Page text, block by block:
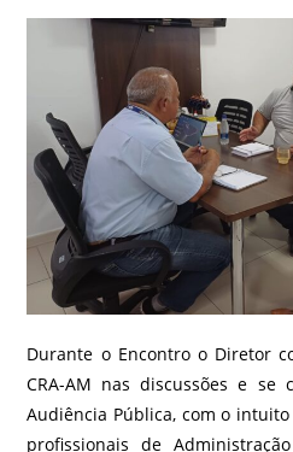
Durante o Encontro o Diretor
CRA-AM nas discussões e se
Audiência Pública, com o
profissionais de